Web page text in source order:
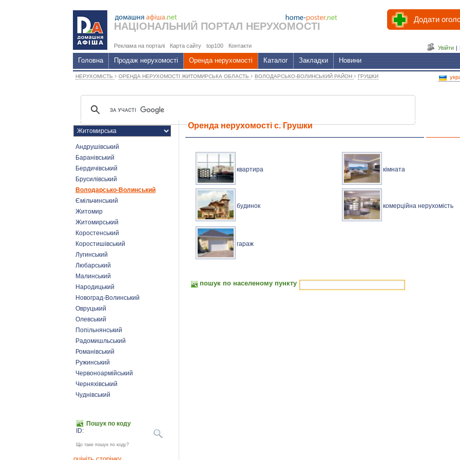
НАЦІОНАЛЬНИЙ ПОРТАЛ НЕРУХОМОСТІ
Додати
Реклама на порталі Карта сайту top100 Контакти Увійти |
Головна Продаж нерухомості Оренда нерухомості Каталог Закладки Новини
НЕРУХОМІСТЬ › ОРЕНДА НЕРУХОМОСТІ ЖИТОМИРСЬКА ОБЛАСТЬ › ВОЛОДАРСЬКО-ВОЛИНСЬКИЙ РАЙОН › ГРУШКИ
Андрушівський
Баранівський
Бердичівський
Брусилівський
Володарсько-Волинський
Ємільчинський
Житомир
Житомирський
Коростенський
Коростишівський
Лугинський
Любарський
Малинський
Народицький
Новоград-Волинський
Овруцький
Олевський
Попільнянський
Радомишльський
Романівський
Ружинський
Червоноармійський
Черняхівський
Чуднівський
Пошук по коду
ID:
Що таке пошук по коду?
Оренда нерухомості с. Грушки
квартира кімната
будинок комерційна нерухомість
гараж
пошук по населеному пункту